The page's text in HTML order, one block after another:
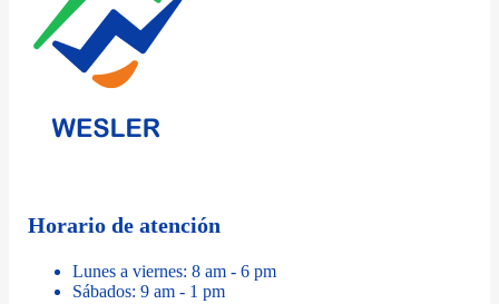
Horario de atención
Lunes a viernes: 8 am - 6 pm
Sábados: 9 am - 1 pm